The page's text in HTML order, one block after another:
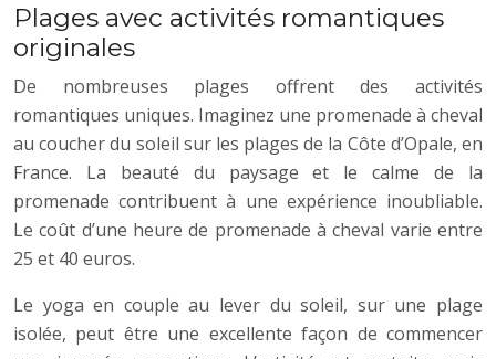
Plages avec activités romantiques
originales
De nombreuses plages offrent des activités
romantiques uniques. Imaginez une promenade à cheval
au coucher du soleil sur les plages de la Côte d’Opale, en
France. La beauté du paysage et le calme de la
promenade contribuent à une expérience inoubliable.
Le coût d’une heure de promenade à cheval varie entre
25 et 40 euros.
Le yoga en couple au lever du soleil, sur une plage
isolée, peut être une excellente façon de commencer